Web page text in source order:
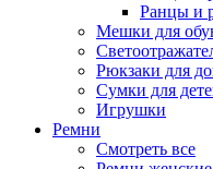
Ранцы и
Мешки для
Рюкзаки для
Сумки для
Игрушки
Ремни
Смотреть все